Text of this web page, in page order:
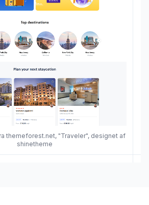
themeforest.net, "Traveler", designet af
shinetheme